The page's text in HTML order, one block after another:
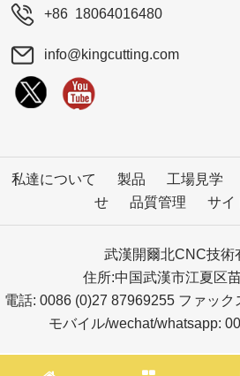
+86 18064016480
info@kingcutting.com
私達について 製品 工場見学
せ
品質管理 サイ
武漢開爾北CNC技術
住所:中国武漢市江夏区
電話: 0086 (0)27 87969255 ファッ
モバイル/wechat/whatsapp: